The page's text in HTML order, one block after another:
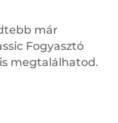
már
Fogyasztó
megtalálhatod.